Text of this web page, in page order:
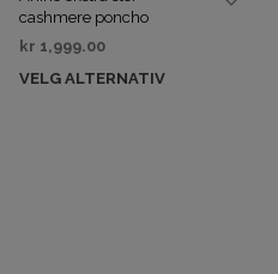
cashmere poncho
kr 1,999.00
VELG ALTERNATIV